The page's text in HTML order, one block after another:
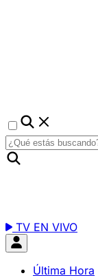
TV EN VIVO
Última Hora